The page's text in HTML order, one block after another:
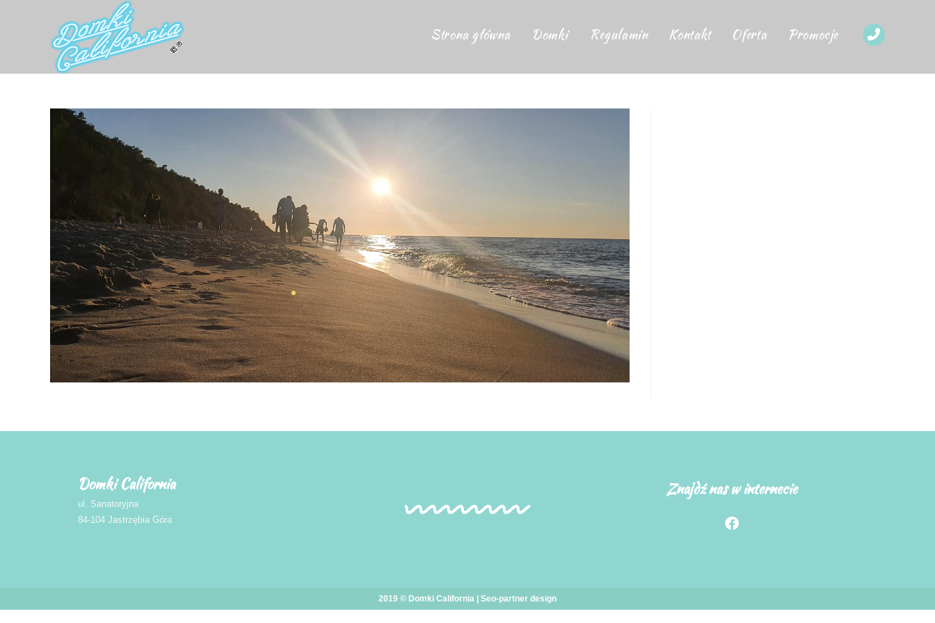
Strona główna Domki Regulamin Kontakt Oferta Promocje
Domki California
ul. Sanatoryjna
84-104 Jastrzębia Góra
Znajdź nas w internecie
2019 © Domki California | Seo-partner design